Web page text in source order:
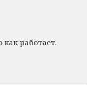
работает.